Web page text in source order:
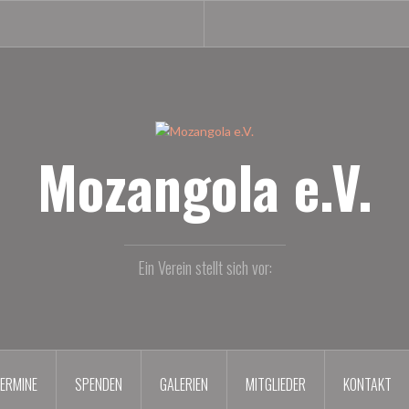
Mozangola e.V.
Ein Verein stellt sich vor:
SPENDEN GALERIEN MITGLIEDER KONTAKT